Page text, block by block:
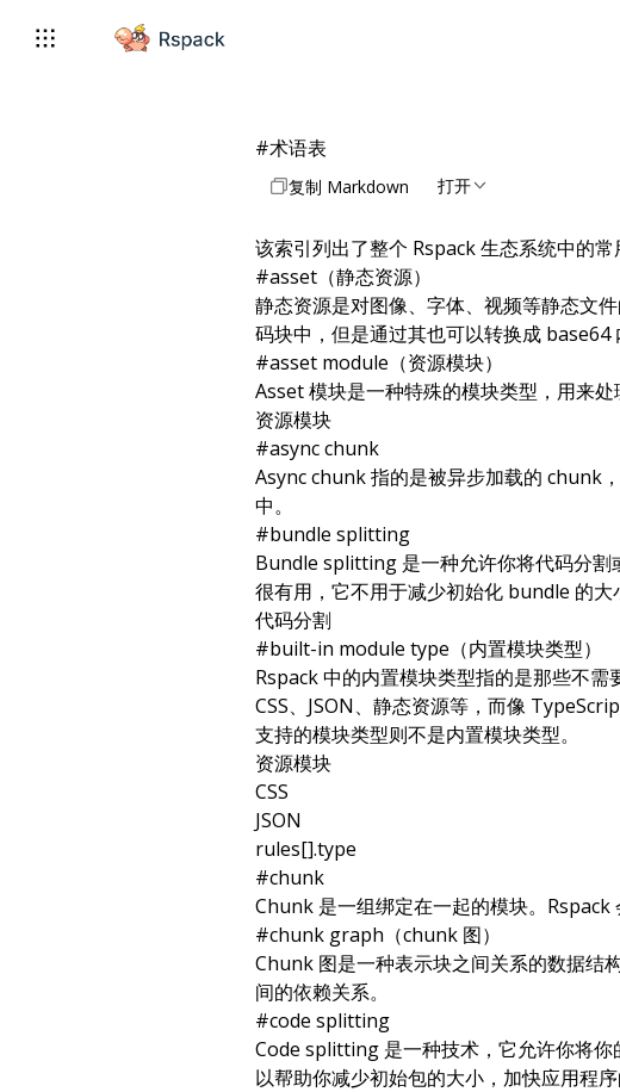
#术语表
复制 Markdown 打开
该索引列出了整个 Rspack 生态系统中的常
#asset（静态资源）
静态资源是对图像、字体、视频等静态文
码块中，但是通过其也可以转换成 base64
#asset module（资源模块）
Asset 模块是一种特殊的模块类型，用来处
资源模块
#async chunk
Async chunk 指的是被异步加载的chunk
中。
#bundle splitting
Bundle splitting 是一种允许你将代码分割
很有用，它不用于减少初始化 bundle 的大
代码分割
#built-in module type（内置模块类型）
Rspack 中的内置模块类型指的是那些不
CSS、JSON、静态资源等，而像
支持的模块类型则不是内置模块类型。
资源模块
CSS
JSON
rules[].type
#chunk
Chunk 是一组绑定在一起的模块。Rspack
#chunk graph（chunk 图）
Chunk 图是一种表示块之间关系的数据结
间的依赖关系。
#code splitting
Code splitting 是一种技术，它允许你将
以帮助你减少初始包的大小，加快应用程序